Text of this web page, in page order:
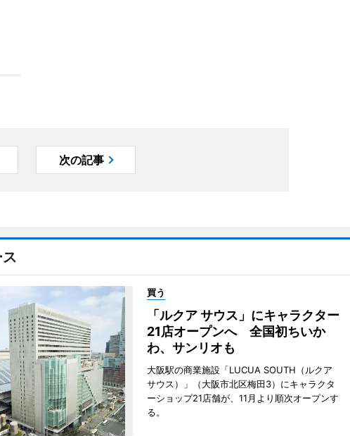
次の記事
買う
「ルクア サウス」にキャラクター
21店オープンへ 全国初ちいか
わ、サンリオも
大阪駅の商業施設「LUCUA SOUTH（ルクア
サウス）」（大阪市北区梅田3）にキャラクタ
ーショップ21店舗が、11月より順次オープンす
る。